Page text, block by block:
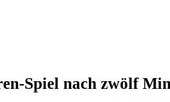
Spiel nach zwölf